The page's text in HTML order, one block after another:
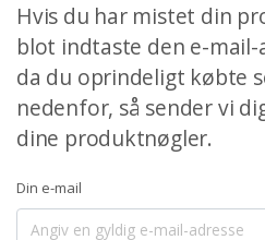
Hvis du har mistet din
blot indtaste den e-mail-
da du oprindeligt købte
nedenfor, så sender vi
dine produktnøgler.
Din e-mail